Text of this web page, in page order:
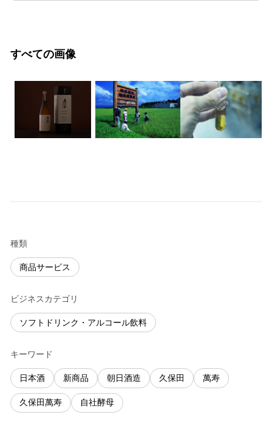
すべての画像
種類
商品サービス
ビジネスカテゴリ
ソフトドリンク・アルコール飲料
キーワード
日本酒 新商品 朝日酒造 久保田 萬寿
久保田萬寿 自社酵母